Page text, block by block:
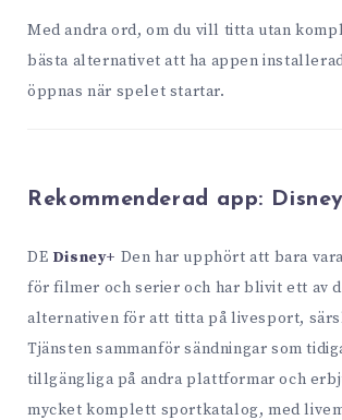
Med andra ord, om du vill titta utan
bästa alternativet att ha appen
öppnas när spelet startar.
Rekommenderad app:
DE Disney+ Den har upphört att bara
för filmer och serier och har blivit ett av
alternativen för att titta på livesport,
Tjänsten sammanför sändningar som
tillgängliga på andra plattformar och
mycket komplett sportkatalog, med